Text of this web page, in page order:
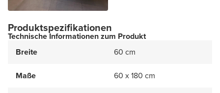
Produktspezifikationen
Technische Informationen zum Produkt
Breite
60 cm
Maße 60 x 180 cm